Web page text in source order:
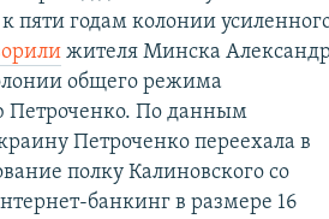
пяти годам колонии
жителя Минска
общего режима
Петроченко. По данным
Петроченко переехала в
полку Калиновского со
банкинг в размере 16